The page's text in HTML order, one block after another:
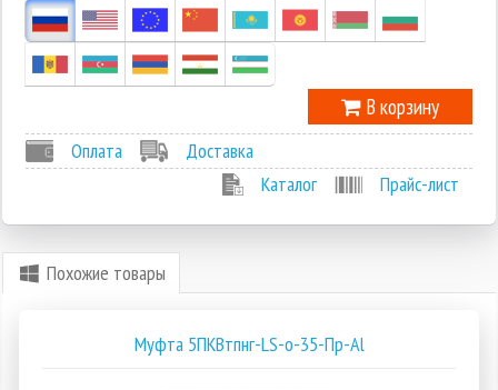
В корзину
Оплата
Доставка
Каталог
Прайс-лист
Похожие товары
Муфта 5ПКВтпнг-LS-о-35-Пр-Al